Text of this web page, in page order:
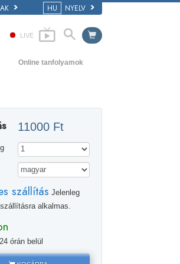
HU NYELV
LIVE
Online tanfolyamok
összetevői
a veszélyes környezetre
és
becsület
11000 Ft
szállítás Jelenleg
alkalmas.
órán belül